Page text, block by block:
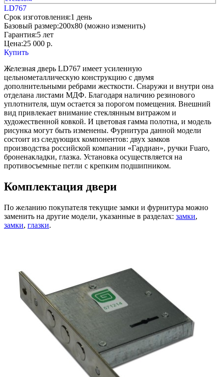
LD767
Срок изготовления:1 день
Базовый размер:200x80 (можно изменить)
Гарантия:5 лет
Цена:25 000 р.
Купить
Железная дверь LD767 имеет усиленную
цельнометаллическую конструкцию с двумя
дополнительными ребрами жесткости. Снаружи и внутри она
отделана листами МДФ. Благодаря наличию резинового
уплотнителя, шум остается за порогом помещения. Внешний
вид привлекает внимание стеклянным витражом и
художественной ковкой. И цветовая гамма полотна, и модель
рисунка могут быть изменены. Фурнитура данной модели
состоит из следующих компонентов: двух замков
производства российской компании «Гардиан», ручки Fuaro,
броненакладки, глазка. Установка осуществляется на
противосъемные петли с крепким подшипником.
Комплектация двери
По желанию покупателя текущие замки и фурнитура можно
заменить на другие модели, указанные в разделах: замки,
замки, глазки.